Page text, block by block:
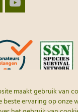
YouTube
maakt gebruik van
beste ervaring op onze